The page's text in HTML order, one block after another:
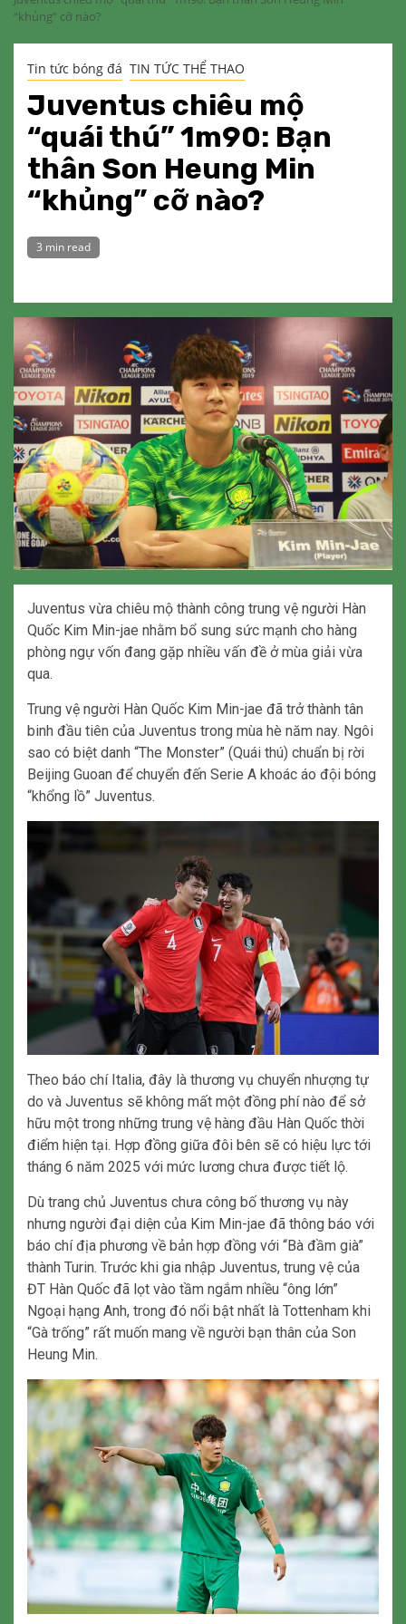
“khủng” cỡ nào?
Tin tức bóng đá TIN TỨC THỂ THAO
Juventus chiêu mộ
“quái thú” 1m90: Bạn
thân Son Heung Min
“khủng” cỡ nào?
3 min read
Juventus vừa chiêu mộ thành công trung vệ người Hàn
Quốc Kim Min-jae nhằm bổ sung sức mạnh cho hàng
phòng ngự vốn đang gặp nhiều vấn đề ở mùa giải vừa
qua.
Trung vệ người Hàn Quốc Kim Min-jae đã trở thành tân
binh đầu tiên của Juventus trong mùa hè năm nay. Ngôi
sao có biệt danh “The Monster” (Quái thú) chuẩn bị rời
Beijing Guoan để chuyển đến Serie A khoác áo đội bóng
“khổng lồ” Juventus.
Theo báo chí Italia, đây là thương vụ chuyển nhượng tự
do và Juventus sẽ không mất một đồng phí nào để sở
hữu một trong những trung vệ hàng đầu Hàn Quốc thời
điểm hiện tại. Hợp đồng giữa đôi bên sẽ có hiệu lực tới
tháng 6 năm 2025 với mức lương chưa được tiết lộ.
Dù trang chủ Juventus chưa công bố thương vụ này
nhưng người đại diện của Kim Min-jae đã thông báo với
báo chí địa phương về bản hợp đồng với “Bà đầm già”
thành Turin. Trước khi gia nhập Juventus, trung vệ của
ĐT Hàn Quốc đã lọt vào tầm ngắm nhiều “ông lớn”
Ngoại hạng Anh, trong đó nổi bật nhất là Tottenham khi
“Gà trống” rất muốn mang về người bạn thân của Son
Heung Min.